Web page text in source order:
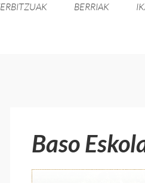
BERRIAK
Baso